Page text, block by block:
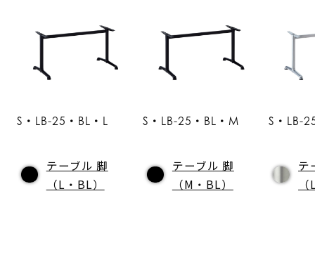
S・LB-25・BL・L
テーブル 脚
（L・BL）
S・LB-25・BL・M
テーブル 脚
（M・BL）
S・LB-
テ